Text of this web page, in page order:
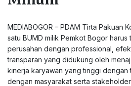
MEDIABOGOR – PDAM Tirta Pakuan
satu BUMD milik Pemkot Bogor
perusahan dengan professional,
transparan yang didukung oleh
kinerja karyawan yang tinggi dengan
dengan masyarakat serta